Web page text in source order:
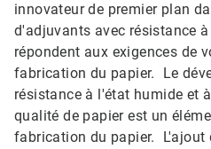
innovateur de premier plan
d'adjuvants avec résistance
répondent aux exigences de
fabrication du papier. Le
résistance à l'état humide et
qualité de papier est un
fabrication du papier. L'ajout